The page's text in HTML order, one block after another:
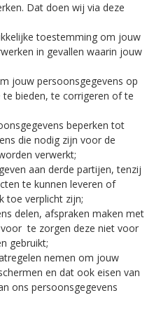
Dat doen wij via deze
toestemming om jouw
in gevallen waarin jouw
jouw persoonsgegevens op
bieden, te corrigeren of te
beperken tot
die nodig zijn voor de
verwerkt;
aan derde partijen, tenzij
te kunnen leveren of
toe verplicht zijn;
delen, afspraken maken met
te zorgen deze niet voor
gebruikt;
nemen om jouw
en dat ook eisen van
ons persoonsgegevens